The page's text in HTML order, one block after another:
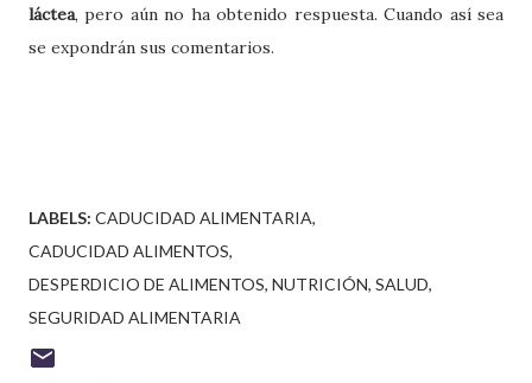
láctea, pero aún no ha obtenido respuesta. Cuando así sea
se expondrán sus comentarios.
LABELS: CADUCIDAD ALIMENTARIA
CADUCIDAD ALIMENTOS
DESPERDICIO DE ALIMENTOS NUTRICIÓN SALUD
SEGURIDAD ALIMENTARIA